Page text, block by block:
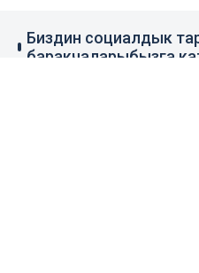
Биздин социалдык
баракчаларыбызга